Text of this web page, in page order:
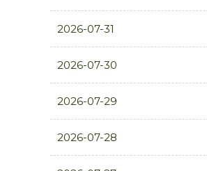
2026-07-31
2026-07-30
2026-07-29
2026-07-28